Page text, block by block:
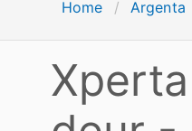
Home / Argenta